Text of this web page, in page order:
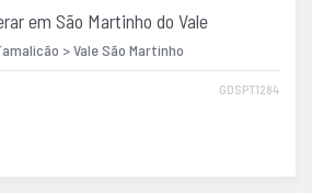
em São Martinho do Vale
> Vale São Martinho
GDSPT1284